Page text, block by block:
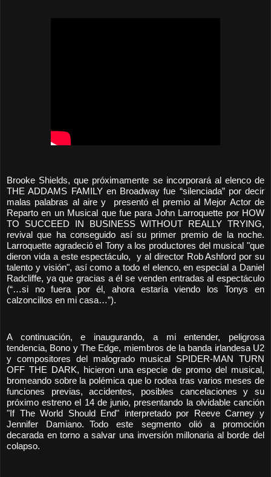
Brooke Shields, que próximamente se incorporará al elenco de
THE ADDAMS FAMILY en Broadway fue “silenciada” por decir
malas palabras al aire y presentó el premio al Mejor Actor de
Reparto en un Musical que fue para John Larroquette por HOW
TO SUCCEED IN BUSINESS WITHOUT REALLY TRYING,
revival que ha conseguido así su primer premio de la noche.
Larroquette agradeció el Tony a los productores del musical "que
dieron vida a este espectáculo, y al director Rob Ashford por su
talento y visión", así como a todo el elenco, en especial a Daniel
Radcliffe, ya que gracias a él se venden entradas al espectáculo
(“…si no fuera por él, ahora estaría viendo los Tonys en
calzoncillos en mi casa…”).
A continuación, e inaugurando, a mi entender, peligrosa
tendencia, Bono y The Edge, miembros de la banda irlandesa U2
y compositores del malogrado musical SPIDER-MAN TURN
OFF THE DARK, hicieron una especie de promo del musical,
bromeando sobre la polémica que lo rodea tras varios meses de
funciones previas, accidentes, posibles cancelaciones y su
próximo estreno el 14 de junio, presentando la olvidable canción
"If The World Should End" interpretado por Reeve Carney y
Jennifer Damiano. Todo este segmento olió a promoción
decarada en torno a salvar una inversión millonaria al borde del
colapso.